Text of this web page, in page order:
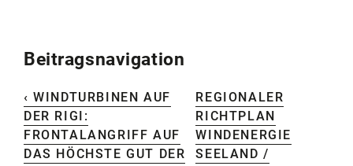
Beitragsnavigation
‹ WINDTURBINEN AUF
DER RIGI:
FRONTALANGRIFF AUF
DAS HÖCHSTE GUT DER
REGIONALER
RICHTPLAN
WINDENERGIE
SEELAND /